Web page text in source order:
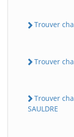
Trouver
Trouver
Trouver
SAULDRE